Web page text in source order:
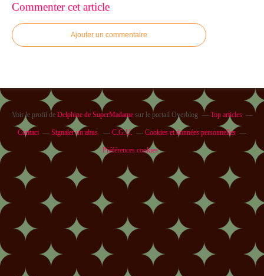
Commenter cet article
Ajouter un commentaire
Voir le profil de Delphine de SuperMadamesur le portail Overblog Top articles
Contact Signaler un abus C.G.U. Cookies et données personnelles
Préférences cookies